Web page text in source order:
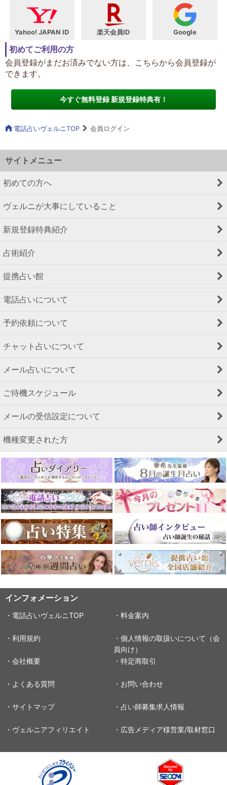
Yahoo! JAPAN ID 楽天会員ID Google
初めてご利用の方
会員登録がまだお済みでない方は、こちらから会員登録が
できます。
今すぐ無料登録 新規登録特典有！
電話占いヴェルニTOP 会員ログイン
サイトメニュー
初めての方へ
ヴェルニが大事にしていること
新規登録特典紹介
占術紹介
提携占い館
電話占いについて
予約依頼について
チャット占いについて
メール占いについて
ご待機スケジュール
メールの受信設定について
機種変更された方
インフォメーション
・電話占いヴェルニTOP ・料金案内
・利用規約
・個人情報の取扱いについて（会
員向け）
・会社概要
・特定商取引
・よくある質問 ・お問い合わせ
・サイトマップ ・占い師募集求人情報
・ヴェルニアフィリエイト ・広告メディア様営業/取材窓口